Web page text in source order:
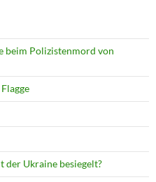
beim Polizistenmord von
der Ukraine besiegelt?